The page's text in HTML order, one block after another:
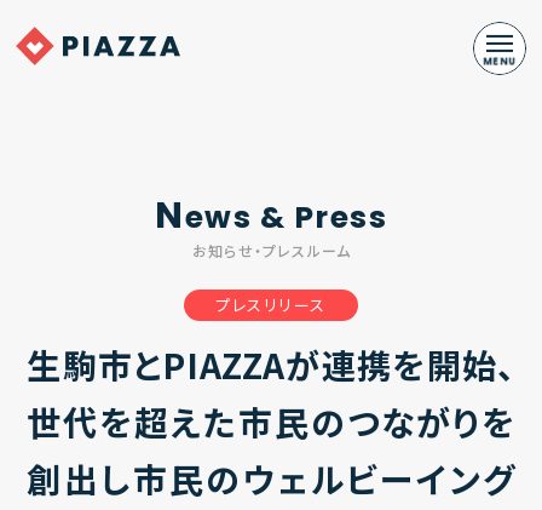
News & Press
お知らせ・プレスルーム
プレスリリース
生駒市とPIAZZAが連携を開始、
世代を超えた市民のつながりを
創出し市民のウェルビーイング